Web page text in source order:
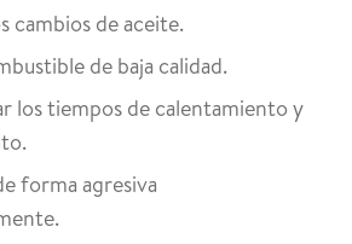
cambios de aceite.
de baja calidad.
los tiempos de calentamiento y
forma agresiva